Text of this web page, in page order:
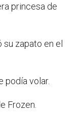
princesa de
su zapato en el
podía volar.
Frozen.